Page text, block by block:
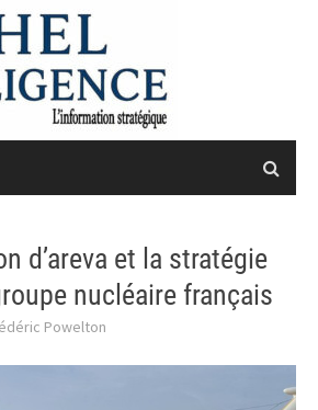
d’areva et la stratégie
nucléaire français
Powelton